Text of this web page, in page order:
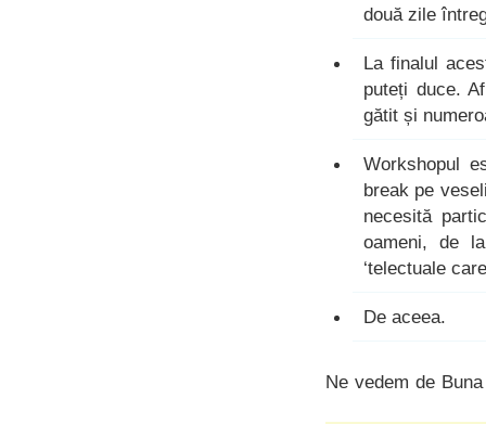
două zile
La finalul
puteți duce.
gătit și
Workshopul
break pe
necesită
oameni, de
‘telectuale
De aceea.
Ne vedem de